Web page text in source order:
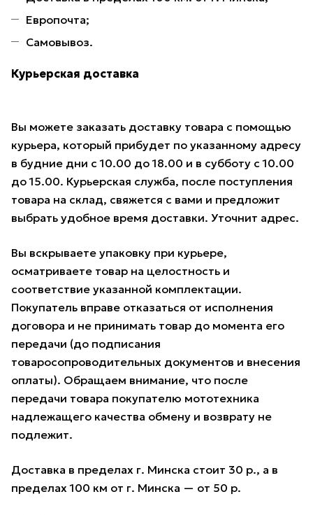
Европочта;
Самовывоз.
Курьерская доставка
Вы можете заказать доставку товара с помощью
курьера, который прибудет по указанному адресу
в будние дни с 10.00 до 18.00 и в субботу с 10.00
до 15.00. Курьерская служба, после поступления
товара на склад, свяжется с вами и предложит
выбрать удобное время доставки. Уточнит адрес.
Вы вскрываете упаковку при курьере,
осматриваете товар на целостность и
соответствие указанной комплектации.
Покупатель вправе отказаться от исполнения
договора и не принимать товар до момента его
передачи (до подписания
товаросопроводительных документов и внесения
оплаты). Обращаем внимание, что после
передачи товара покупателю мототехника
надлежащего качества обмену и возврату не
подлежит.
Доставка в пределах г. Минска стоит 30 р., а в
пределах 100 км от г. Минска — от 50 р.